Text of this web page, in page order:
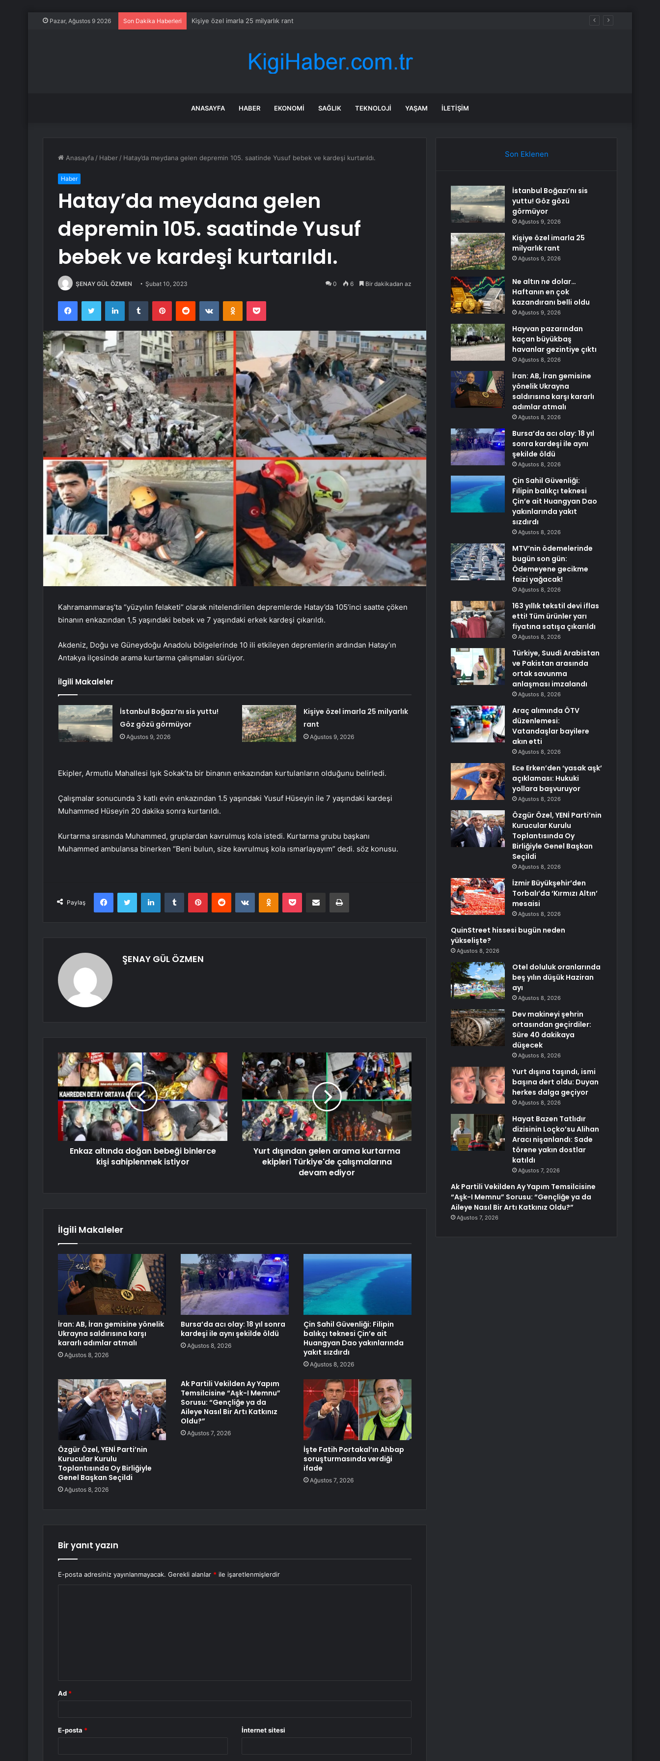
Pazar, Ağustos 9 2026 Son Dakika Haberleri Kişiye özel imarla 25 milyarlık rant
ANASAYFA HABER EKONOMI SAĞLIK TEKNOLOJI YAŞAM İLETIŞIM
Anasayfa / Haber / Hatay’da meydana gelen depremin 105. saatinde Yusuf bebek ve kardeşi kurtarıldı.
Haber
Hatay’da meydana gelen
depremin 105. saatinde Yusuf
bebek ve kardeşi kurtarıldı.
ŞENAY GÜL ÖZMEN Şubat 10, 2023 0 6 Bir dakikadan az
FacebookTwitter LinkedInTumblr PinterestReddit VKontakteOdnoklassniki
Pocket
Kahramanmaraş’ta “yüzyılın felaketi” olarak nitelendirilen depremlerde Hatay’da 105’inci saatte çöken
binanın enkazından 1,5 yaşındaki bebek ve 7 yaşındaki erkek kardeşi çıkarıldı.
Akdeniz, Doğu ve Güneydoğu Anadolu bölgelerinde 10 ili etkileyen depremlerin ardından Hatay’ın
Antakya ilçesinde arama kurtarma çalışmaları sürüyor.
İlgili Makaleler
İstanbul Boğazı’nı sis yuttu!
Göz gözü görmüyor
Ağustos 9, 2026
Kişiye özel imarla 25 milyarlık
rant
Ağustos 9, 2026
Ekipler, Armutlu Mahallesi Işık Sokak’ta bir binanın enkazından kurtulanların olduğunu belirledi.
Çalışmalar sonucunda 3 katlı evin enkazından 1.5 yaşındaki Yusuf Hüseyin ile 7 yaşındaki kardeşi
Muhammed Hüseyin 20 dakika sonra kurtarıldı.
Kurtarma sırasında Muhammed, gruplardan kavrulmuş kola istedi. Kurtarma grubu başkanı
Muhammed ambulansa binerken “Beni bulun, size kavrulmuş kola ısmarlayayım” dedi. söz konusu.
Paylaş
FacebookTwitter LinkedInTumblr PinterestReddit VKontakteOdnoklassniki
Pocket E-Posta ile paylaş Yazdır
ŞENAY GÜL ÖZMEN
Enkaz altında doğan bebeği binlerce
kişi sahiplenmek istiyor
Yurt dışından gelen arama kurtarma
ekipleri Türkiye'de çalışmalarına
devam ediyor
İlgili Makaleler
İran: AB, İran gemisine yönelik
Ukrayna saldırısına karşı
kararlı adımlar atmalı
Ağustos 8, 2026
Bursa’da acı olay: 18 yıl sonra
kardeşi ile aynı şekilde öldü
Ağustos 8, 2026
Çin Sahil Güvenliği: Filipin
balıkçı teknesi Çin’e ait
Huangyan Dao yakınlarında
yakıt sızdırdı
Ağustos 8, 2026
Özgür Özel, YENİ Parti’nin
Kurucular Kurulu
Toplantısında Oy Birliğiyle
Genel Başkan Seçildi
Ağustos 8, 2026
Ak Partili Vekilden Ay Yapım
Temsilcisine “Aşk-I Memnu”
Sorusu: “Gençliğe ya da
Aileye Nasıl Bir Artı Katkınız
Oldu?”
Ağustos 7, 2026
İşte Fatih Portakal’ın Ahbap
soruşturmasında verdiği
ifade
Ağustos 7, 2026
Bir yanıt yazın
E-posta adresiniz yayınlanmayacak. Gerekli alanlar * ile işaretlenmişlerdir
Ad *
E-posta * İnternet sitesi
Son Eklenen
İstanbul Boğazı’nı sis
yuttu! Göz gözü
görmüyor
Ağustos 9, 2026
Kişiye özel imarla 25
milyarlık rant
Ağustos 9, 2026
Ne altın ne dolar…
Haftanın en çok
kazandıranı belli oldu
Ağustos 9, 2026
Hayvan pazarından
kaçan büyükbaş
havanlar gezintiye çıktı
Ağustos 8, 2026
İran: AB, İran gemisine
yönelik Ukrayna
saldırısına karşı kararlı
adımlar atmalı
Ağustos 8, 2026
Bursa’da acı olay: 18 yıl
sonra kardeşi ile aynı
şekilde öldü
Ağustos 8, 2026
Çin Sahil Güvenliği:
Filipin balıkçı teknesi
Çin’e ait Huangyan Dao
yakınlarında yakıt
sızdırdı
Ağustos 8, 2026
MTV’nin ödemelerinde
bugün son gün:
Ödemeyene gecikme
faizi yağacak!
Ağustos 8, 2026
163 yıllık tekstil devi iflas
etti! Tüm ürünler yarı
fiyatına satışa çıkarıldı
Ağustos 8, 2026
Türkiye, Suudi Arabistan
ve Pakistan arasında
ortak savunma
anlaşması imzalandı
Ağustos 8, 2026
Araç alımında ÖTV
düzenlemesi:
Vatandaşlar bayilere
akın etti
Ağustos 8, 2026
Ece Erken’den ‘yasak aşk’
açıklaması: Hukuki
yollara başvuruyor
Ağustos 8, 2026
Özgür Özel, YENİ Parti’nin
Kurucular Kurulu
Toplantısında Oy
Birliğiyle Genel Başkan
Seçildi
Ağustos 8, 2026
İzmir Büyükşehir’den
Torbalı’da ‘Kırmızı Altın’
mesaisi
Ağustos 8, 2026
QuinStreet hissesi bugün neden
yükselişte?
Ağustos 8, 2026
Otel doluluk oranlarında
beş yılın düşük Haziran
ayı
Ağustos 8, 2026
Dev makineyi şehrin
ortasından geçirdiler:
Süre 40 dakikaya
düşecek
Ağustos 8, 2026
Yurt dışına taşındı, ismi
başına dert oldu: Duyan
herkes dalga geçiyor
Ağustos 8, 2026
Hayat Bazen Tatlıdır
dizisinin Loçko’su Alihan
Aracı nişanlandı: Sade
törene yakın dostlar
katıldı
Ağustos 7, 2026
Ak Partili Vekilden Ay Yapım Temsilcisine
“Aşk-I Memnu” Sorusu: “Gençliğe ya da
Aileye Nasıl Bir Artı Katkınız Oldu?”
Ağustos 7, 2026